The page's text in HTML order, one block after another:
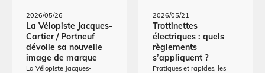
2026/05/26
La Vélopiste Jacques-
Cartier / Portneuf
dévoile sa nouvelle
image de marque
La Vélopiste Jacques-
2026/05/21
Trottinettes
électriques : quels
règlements
s’appliquent ?
Pratiques et rapides, les